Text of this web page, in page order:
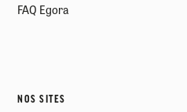
FAQ Egora
NOS SITES